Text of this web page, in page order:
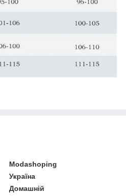
Modashoping
Україна
Домашній